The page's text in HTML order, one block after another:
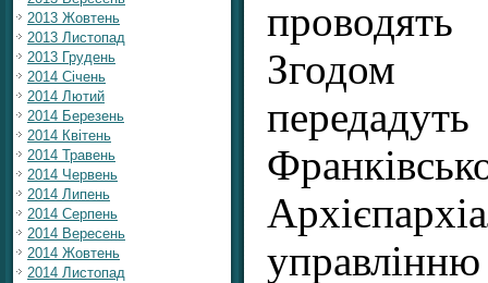
2013 Жовтень
2013 Листопад
2013 Грудень
2014 Січень
2014 Лютий
2014 Березень
2014 Квітень
2014 Травень
2014 Червень
2014 Липень
2014 Серпень
2014 Вересень
2014 Жовтень
2014 Листопад
Згодом